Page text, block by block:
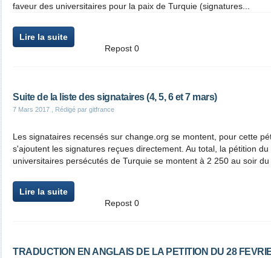
faveur des universitaires pour la paix de Turquie (signatures...
Lire la suite
Repost 0
Suite de la liste des signataires (4, 5, 6 et 7 mars)
7 Mars 2017 , Rédigé par gitfrance
Les signataires recensés sur change.org se montent, pour cette
s'ajoutent les signatures reçues directement. Au total, la pétition
universitaires persécutés de Turquie se montent à 2 250 au soir du
Lire la suite
Repost 0
TRADUCTION EN ANGLAIS DE LA PETITION DU 28